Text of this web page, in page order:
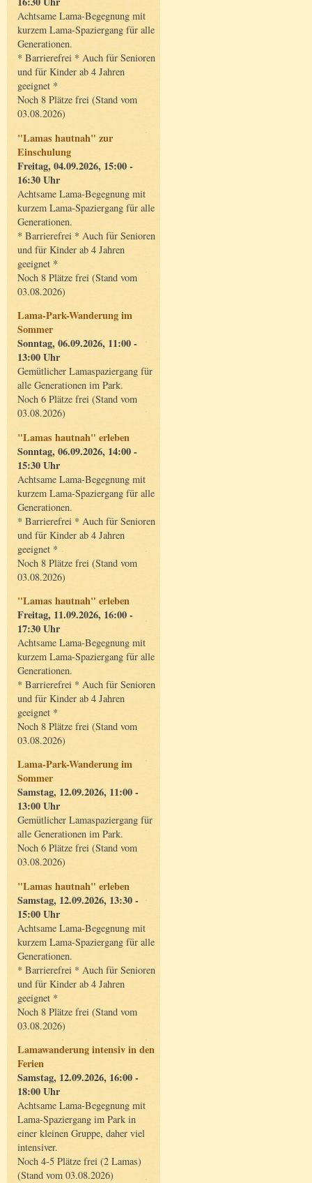
Achtsame Lama-Begegnung mit
kurzem Lama-Spaziergang für alle
Generationen.
* Barrierefrei * Auch für Senioren
und für Kinder ab 4 Jahren
geeignet *
Noch 8 Plätze frei (Stand vom
03.08.2026)
"Lamas hautnah" zur
Einschulung
Freitag, 04.09.2026, 15:00 -
16:30 Uhr
Achtsame Lama-Begegnung mit
kurzem Lama-Spaziergang für alle
Generationen.
* Barrierefrei * Auch für Senioren
und für Kinder ab 4 Jahren
geeignet *
Noch 8 Plätze frei (Stand vom
03.08.2026)
Lama-Park-Wanderung im
Sommer
Sonntag, 06.09.2026, 11:00 -
13:00 Uhr
Gemütlicher Lamaspaziergang für
alle Generationen im Park.
Noch 6 Plätze frei (Stand vom
03.08.2026)
"Lamas hautnah" erleben
Sonntag, 06.09.2026, 14:00 -
15:30 Uhr
Achtsame Lama-Begegnung mit
kurzem Lama-Spaziergang für alle
Generationen.
* Barrierefrei * Auch für Senioren
und für Kinder ab 4 Jahren
geeignet *
Noch 8 Plätze frei (Stand vom
03.08.2026)
"Lamas hautnah" erleben
Freitag, 11.09.2026, 16:00 -
17:30 Uhr
Achtsame Lama-Begegnung mit
kurzem Lama-Spaziergang für alle
Generationen.
* Barrierefrei * Auch für Senioren
und für Kinder ab 4 Jahren
geeignet *
Noch 8 Plätze frei (Stand vom
03.08.2026)
Lama-Park-Wanderung im
Sommer
Samstag, 12.09.2026, 11:00 -
13:00 Uhr
Gemütlicher Lamaspaziergang für
alle Generationen im Park.
Noch 6 Plätze frei (Stand vom
03.08.2026)
"Lamas hautnah" erleben
Samstag, 12.09.2026, 13:30 -
15:00 Uhr
Achtsame Lama-Begegnung mit
kurzem Lama-Spaziergang für alle
Generationen.
* Barrierefrei * Auch für Senioren
und für Kinder ab 4 Jahren
geeignet *
Noch 8 Plätze frei (Stand vom
03.08.2026)
Lamawanderung intensiv in den
Ferien
Samstag, 12.09.2026, 16:00 -
18:00 Uhr
Achtsame Lama-Begegnung mit
Lama-Spaziergang im Park in
einer kleinen Gruppe, daher viel
intensiver.
Noch 4-5 Plätze frei (2 Lamas)
(Stand vom 03.08.2026)